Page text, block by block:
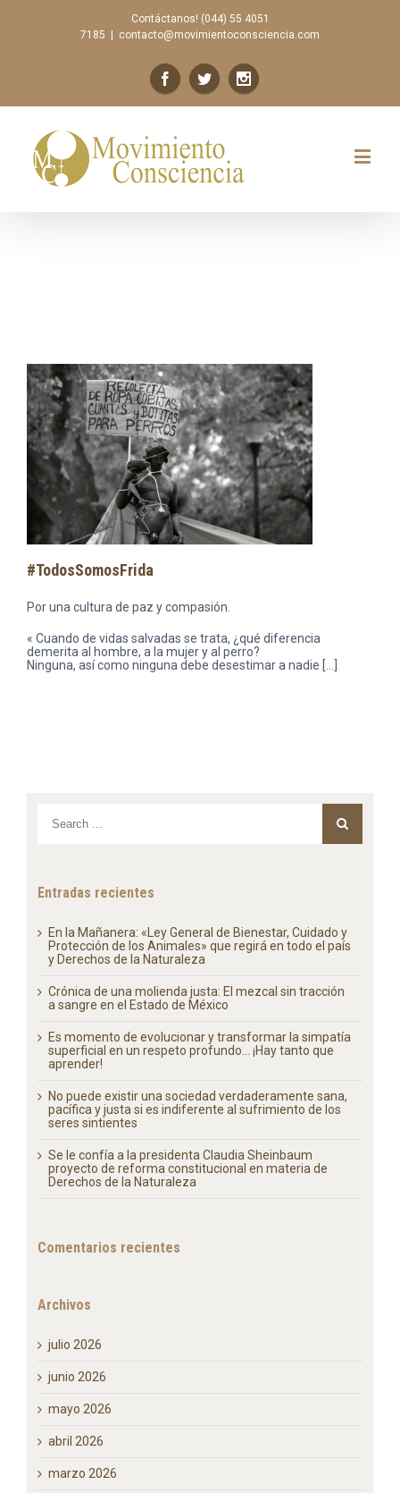
Contáctanos! (044) 55 4051
7185
contacto@movimientoconsciencia.com
#TodosSomosFrida
Por una cultura de paz y compasión.
« Cuando de vidas salvadas se trata, ¿qué diferencia
demerita al hombre, a la mujer y al perro?
Ninguna, así como ninguna debe desestimar a nadie […]
Entradas recientes
En la Mañanera: «Ley General de Bienestar, Cuidado y
Protección de los Animales» que regirá en todo el país
y Derechos de la Naturaleza
Crónica de una molienda justa: El mezcal sin tracción
a sangre en el Estado de México
Es momento de evolucionar y transformar la simpatía
superficial en un respeto profundo… ¡Hay tanto que
aprender!
No puede existir una sociedad verdaderamente sana,
pacífica y justa si es indiferente al sufrimiento de los
seres sintientes
Se le confía a la presidenta Claudia Sheinbaum
proyecto de reforma constitucional en materia de
Derechos de la Naturaleza
Comentarios recientes
Archivos
julio 2026
junio 2026
mayo 2026
abril 2026
marzo 2026